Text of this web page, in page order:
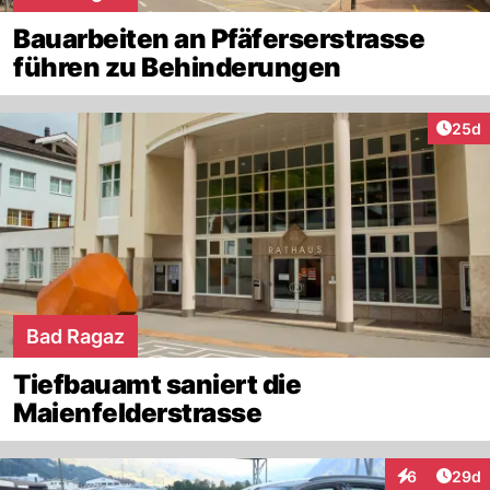
Bauarbeiten an Pfäferserstrasse
führen zu Behinderungen
25d
Bad Ragaz
Tiefbauamt saniert die
Maienfelderstrasse
6
Interaktionen
29d